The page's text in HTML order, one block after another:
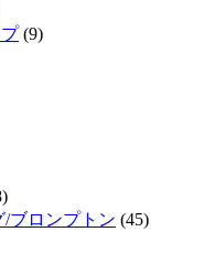
(9)
ブロンプトン (45)